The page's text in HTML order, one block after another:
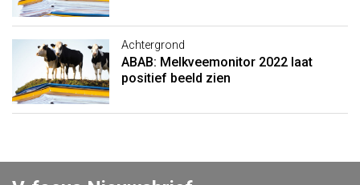
Achtergrond
ABAB: Melkveemonitor 2022 laat
positief beeld zien